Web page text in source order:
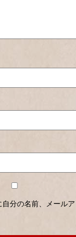
分の名前、メールア